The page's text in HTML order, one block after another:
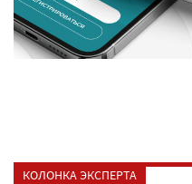
КОЛОНКА ЭКСПЕРТА